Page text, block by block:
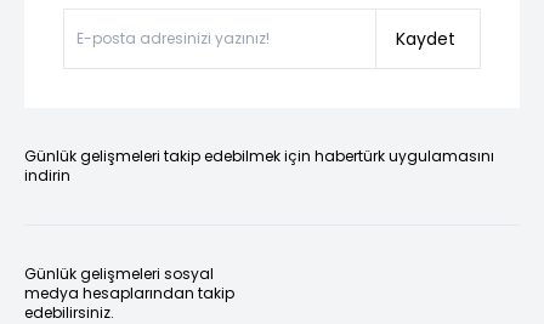
Kaydet
Günlük gelişmeleri takip edebilmek için habertürk uygulamasını
indirin
Günlük gelişmeleri sosyal
medya hesaplarından takip
edebilirsiniz.